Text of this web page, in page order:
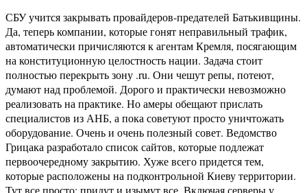
СБУ учится закрывать провайдеров-предателей Батькивщины.
Да, теперь компании, которые гонят неправильный трафик,
автоматически причисляются к агентам Кремля, посягающим
на конституционную целостность нации. Задача стоит
полностью перекрыть зону .ru. Они чешут репы, потеют,
думают над проблемой. Дорого и практически невозможно
реализовать на практике. Но амеры обещают прислать
специалистов из АНБ, а пока советуют просто уничтожать
оборудование. Очень и очень полезный совет. Ведомство
Грицака разработало список сайтов, которые подлежат
первоочередному закрытию. Хуже всего придется тем,
которые расположены на подконтрольной Киеву территории.